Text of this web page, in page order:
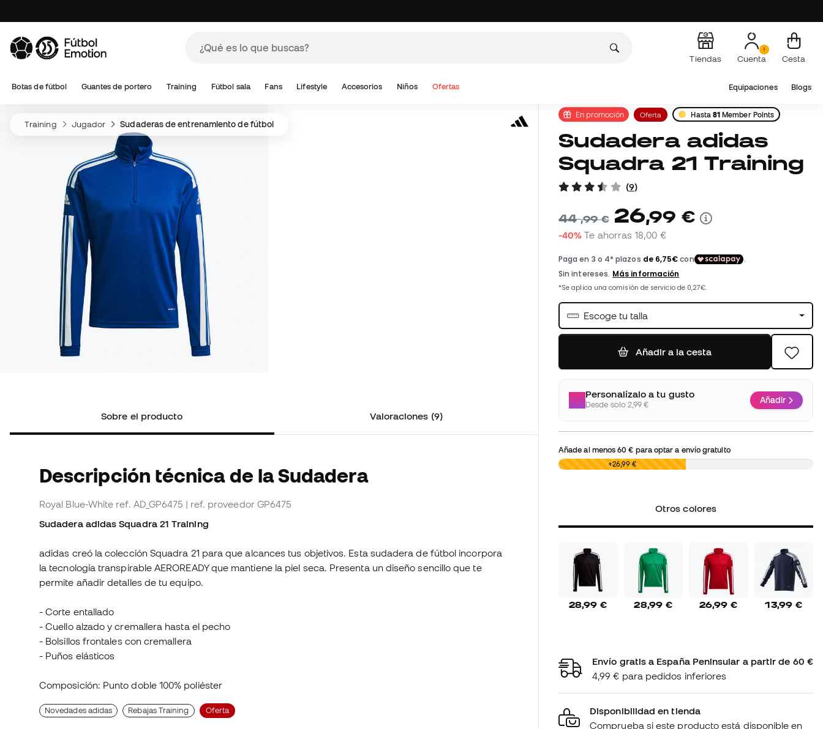
Tiendas Cuenta Cesta
Botas de fútbol Guantes de portero Training Fútbol sala Fans Lifestyle Accesorios Niños Ofertas Equipaciones Blogs
Training Jugador Sudaderas de entrenamiento de fútbol
Sobre el producto Valoraciones (9)
Descripción técnica de la Sudadera
Royal Blue-White ref. AD_GP6475 | ref. proveedor GP6475
Sudadera adidas Squadra 21 Training
adidas creó la colección Squadra 21 para que alcances tus objetivos. Esta sudadera de fútbol incorpora
la tecnología transpirable AEROREADY que mantiene la piel seca. Presenta un diseño sencillo que te
permite añadir detalles de tu equipo.
- Corte entallado
- Cuello alzado y cremallera hasta el pecho
- Bolsillos frontales con cremallera
- Puños elásticos
Composición: Punto doble 100% poliéster
Novedades adidas Rebajas Training Oferta
En promoción Oferta Hasta 81 Member Points
Sudadera adidas
Squadra 21 Training
(9)
44,99 € 26,99 €
-40% Te ahorras18,00 €
Escoge tu talla
Añadir a la cesta
Personalízalo a tu gusto
Desde solo 2,99 € Añadir
Añade al menos60 € para optar a envío gratuito
0,00 € +26,99 €
Otros colores
28,99 € 28,99 € 26,99 € 13,99 €
Envío gratis a España Peninsular a partir de 60 €
4,99 € para pedidos inferiores
Disponibilidad en tienda
Comprueba si este producto está disponible en